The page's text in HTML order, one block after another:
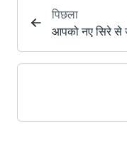
पिछला
आपको नए सिरे से